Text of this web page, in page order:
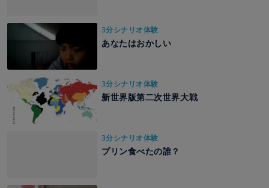
3分シナリオ体験
あなたはおかしい
3分シナリオ体験
新世界版第二次世界大戦
3分シナリオ体験
プリン食べたの誰？